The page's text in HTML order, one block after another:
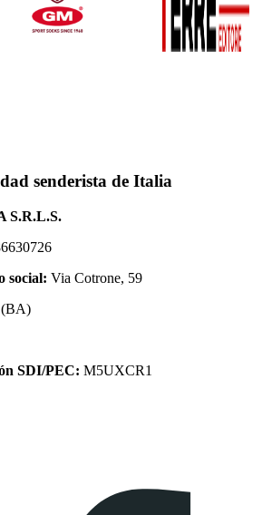
senderista de Italia
S.R.L.S.
social: Via Cotrone, 59
(BA)
SDI/PEC: M5UXCR1